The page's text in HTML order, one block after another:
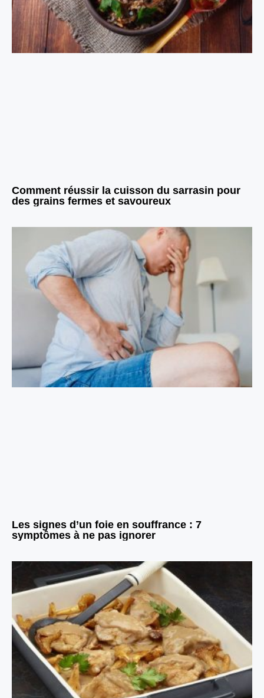
Comment réussir la cuisson du sarrasin pour
des grains fermes et savoureux
Les signes d’un foie en souffrance : 7
symptômes à ne pas ignorer